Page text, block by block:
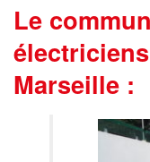
Le
Marseille :